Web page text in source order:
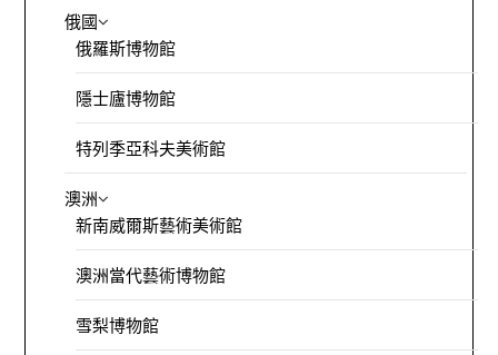
俄國
俄羅斯博物館
隱士廬博物館
特列季亞科夫美術館
澳洲
新南威爾斯藝術美術館
澳洲當代藝術博物館
雪梨博物館